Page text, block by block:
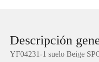
Descripción
YF04231-1 suelo Beige